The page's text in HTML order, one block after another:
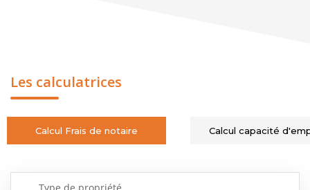
Les calculatrices
Calcul Frais de notaire Calcul capacité